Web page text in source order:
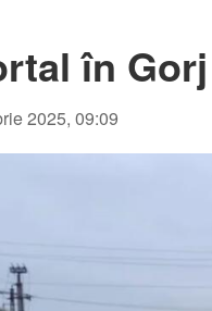
în Gorj
2025, 09:09